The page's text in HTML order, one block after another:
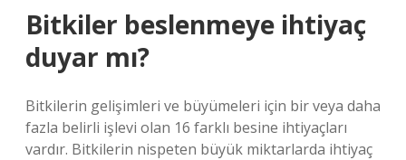
Bitkiler beslenmeye ihtiyaç
duyar mı?
Bitkilerin gelişimleri ve büyümeleri için bir veya daha
fazla belirli işlevi olan 16 farklı besine ihtiyaçları
vardır. Bitkilerin nispeten büyük miktarlarda ihtiyaç